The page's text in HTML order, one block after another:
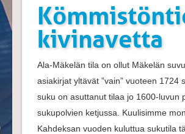
kivinavetta
Ala-Mäkelän tila on ollut Mäkelän
asiakirjat yltävät ”vain” vuoteen
suku on asuttanut tilaa jo 1600-luvun
sukupolvien ketjussa. Kuulisimme
Kahdeksan vuoden kuluttua sukutila